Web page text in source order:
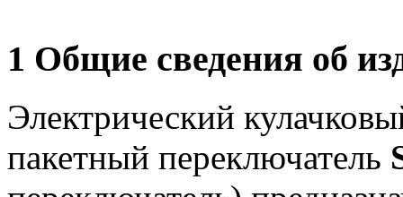
1 Общие сведения об
Электрический
пакетный переключатель